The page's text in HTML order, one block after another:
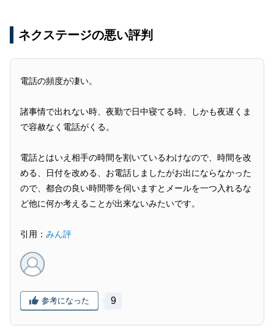
ネクステージの悪い評判
電話の頻度が凄い。
諸事情で出れない時、夜勤で日中寝てる時、しかも夜遅くま
で容赦なく電話がくる。
電話とはいえ相手の時間を割いているわけなので、時間を改
める、日付を改める、お電話しましたがお出にならなかった
ので、都合の良い時間帯を伺いますとメールを一つ入れるな
ど他に何か考えることが出来ないみたいです。
引用： みん評
参考になった 9